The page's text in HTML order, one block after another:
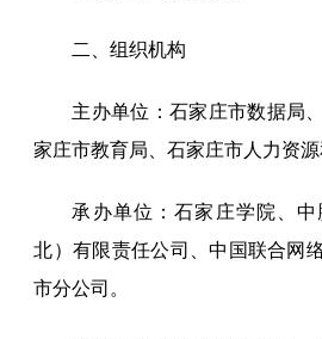
二、组织机构
主办单位：石家庄市数据局
家庄市教育局、石家庄市人力资源
承办单位：石家庄学院、
北）有限责任公司、中国联合网
市分公司。